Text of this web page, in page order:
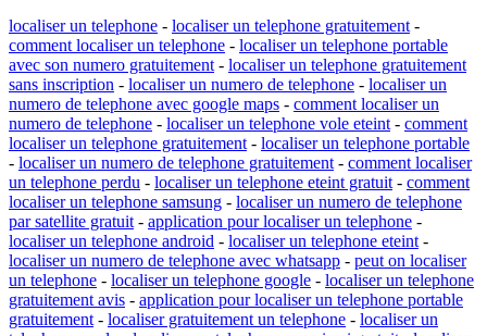
localiser un telephone - localiser un telephone gratuitement -
comment localiser un telephone - localiser un telephone portable
avec son numero gratuitement - localiser un telephone gratuitement
sans inscription - localiser un numero de telephone - localiser un
numero de telephone avec google maps - comment localiser un
numero de telephone - localiser un telephone vole eteint - comment
localiser un telephone gratuitement - localiser un telephone portable
- localiser un numero de telephone gratuitement - comment localiser
un telephone perdu - localiser un telephone eteint gratuit - comment
localiser un telephone samsung - localiser un numero de telephone
par satellite gratuit - application pour localiser un telephone -
localiser un telephone android - localiser un telephone eteint -
localiser un numero de telephone avec whatsapp - peut on localiser
un telephone - localiser un telephone google - localiser un telephone
gratuitement avis - application pour localiser un telephone portable
gratuitement - localiser gratuitement un telephone - localiser un